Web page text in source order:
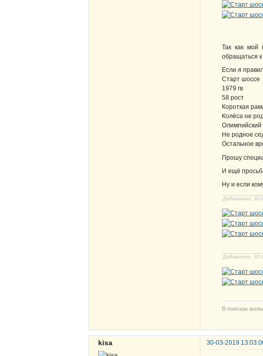
Так как мой
обращаться
Если я
Старт шоссе
1979 гв
58 рост
Короткая
Колёса не
Олимпийский
Не родное
Остальное
Прошу
И ещё
Ну и если
Добавлено:
Добавлено:
В поисках
kisa 30-03-2019